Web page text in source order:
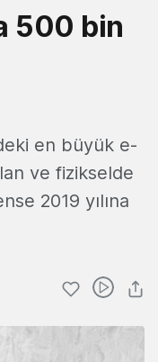
500 bin
en büyük e-
ve fizikselde
2019 yılına